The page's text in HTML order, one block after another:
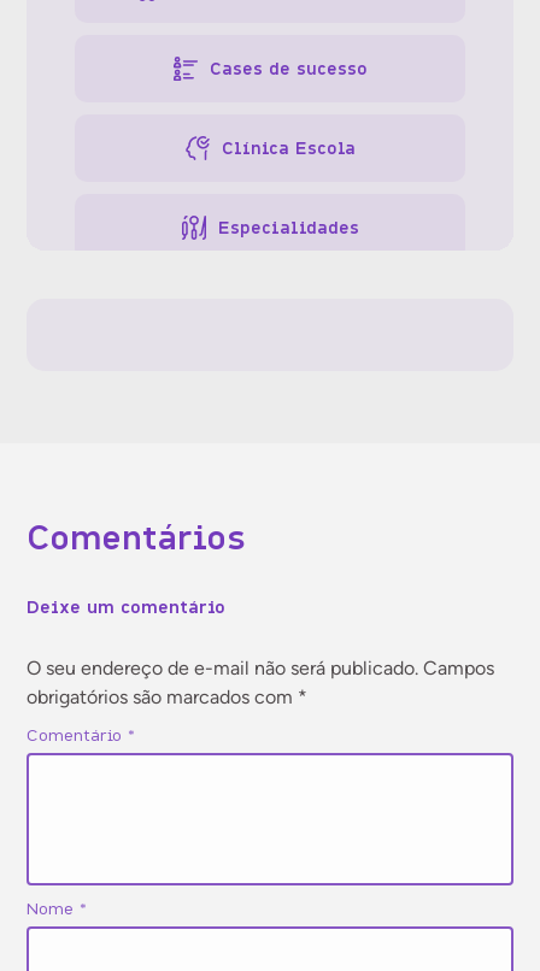
Cases de sucesso
Clínica Escola
Especialidades
Tecnologia
Comentários
Deixe um comentário
O seu endereço de e-mail não será publicado. Campos
obrigatórios são marcados com *
Comentário *
Nome *